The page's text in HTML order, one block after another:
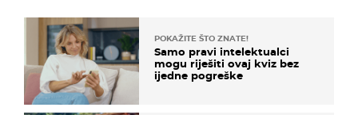
POKAŽITE ŠTO ZNATE!
Samo pravi intelektualci
mogu riješiti ovaj kviz bez
ijedne pogreške